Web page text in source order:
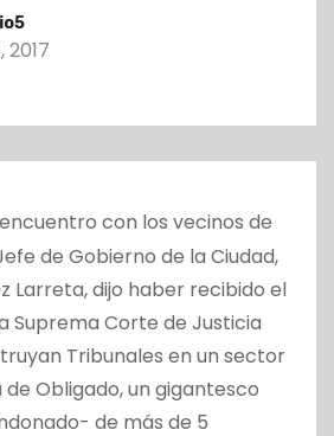
2017
encuentro con los vecinos de
de Gobierno de la Ciudad,
Larreta, dijo haber recibido el
Suprema Corte de Justicia
Tribunales en un sector
Obligado, un gigantesco
de más de 5